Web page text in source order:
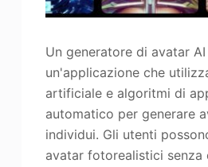
Un generatore di avatar
un'applicazione che
artificiale e algoritmi di
automatico per generare
individui. Gli utenti
avatar fotorealistici senza